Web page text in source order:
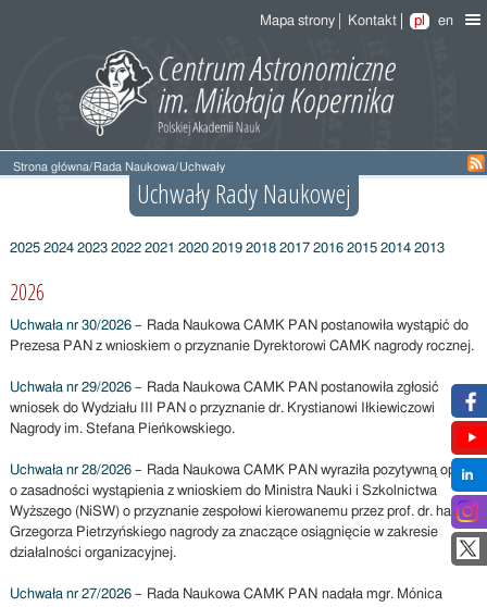
Mapa strony Kontakt pl en
Strona główna/ Rada Naukowa/ Uchwały
Uchwały Rady Naukowej
2025 2024 2023 2022 2021 2020 2019 2018 2017 2016 2015 2014 2013
2026
Uchwała nr 30/2026– Rada Naukowa CAMK PAN postanowiła wystąpić do
Prezesa PAN z wnioskiem o przyznanie Dyrektorowi CAMK nagrody rocznej.
Uchwała nr 29/2026– Rada Naukowa CAMK PAN postanowiła zgłosić
wniosek do Wydziału III PAN o przyznanie dr. Krystianowi Iłkiewiczowi
Nagrody im. Stefana Pieńkowskiego.
Uchwała nr 28/2026– Rada Naukowa CAMK PAN wyraziła pozytywną opinię
o zasadności wystąpienia z wnioskiem do Ministra Nauki i Szkolnictwa
Wyższego (NiSW) o przyznanie zespołowi kierowanemu przez prof. dr. hab.
Grzegorza Pietrzyńskiego nagrody za znaczące osiągnięcie w zakresie
działalności organizacyjnej.
Uchwała nr 27/2026– Rada Naukowa CAMK PAN nadała mgr. Mónica